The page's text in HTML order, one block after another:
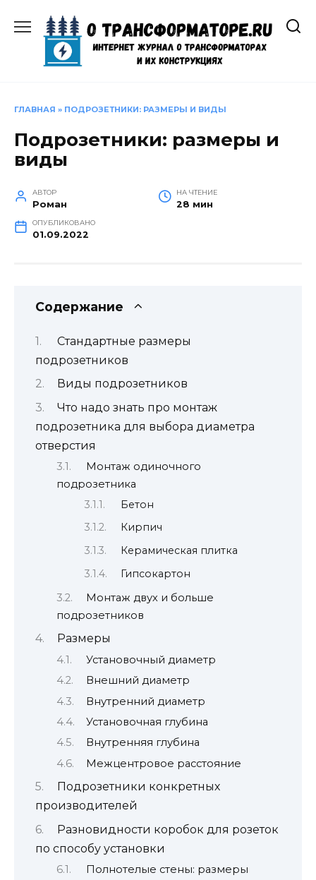
содержанию
ГЛАВНАЯ » ПОДРОЗЕТНИКИ: РАЗМЕРЫ И ВИДЫ
Подрозетники: размеры и
виды
АВТОР
Роман
НА ЧТЕНИЕ
28 мин
ОПУБЛИКОВАНО
01.09.2022
Содержание
Стандартные размеры
подрозетников
Виды подрозетников
Что надо знать про монтаж
подрозетника для выбора диаметра
отверстия
Монтаж одиночного
подрозетника
Бетон
Кирпич
Керамическая плитка
Гипсокартон
Монтаж двух и больше
подрозетников
Размеры
Установочный диаметр
Внешний диаметр
Внутренний диаметр
Установочная глубина
Внутренняя глубина
Межцентровое расстояние
Подрозетники конкретных
производителей
Разновидности коробок для розеток
по способу установки
Полнотелые стены: размеры